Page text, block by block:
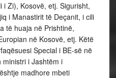
i Zi), Kosovë, etj. Sigurisht,
i Manastirit të Deçanit, i cili
të huaja në Prishtinë,
në Kosovë, etj. Këtë
Special i BE-së në
ministri i Jashtëm i
madhore mbeti